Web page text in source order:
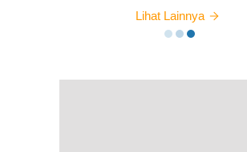
Lihat Lainnya